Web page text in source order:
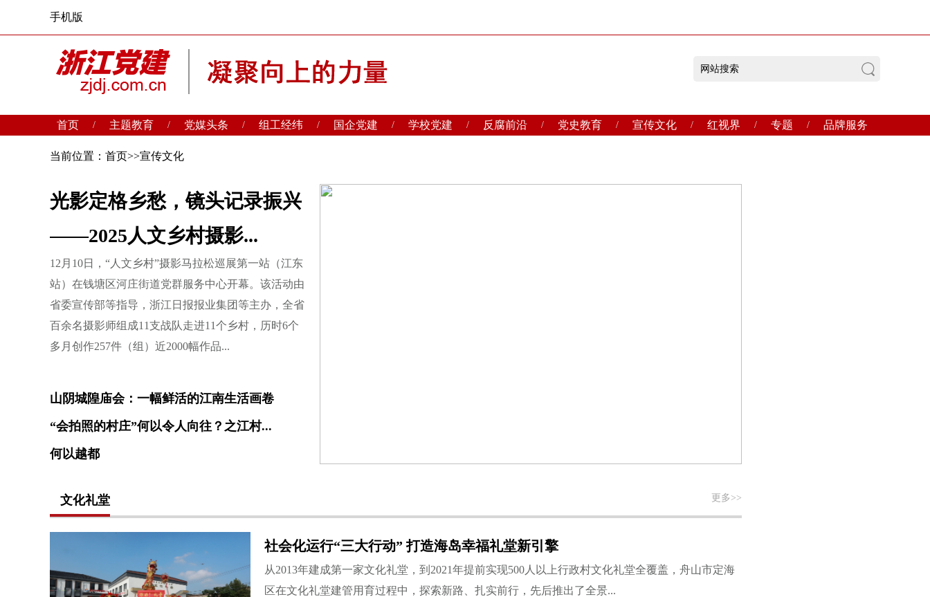
手机版
首页 / 主题教育 / 党媒头条 / 组工经纬 / 国企党建 / 学校党建 / 反腐前沿 / 党史教育 / 宣传文化 / 红视界 / 专题 / 品牌服务
当前位置： 首页>>宣传文化
光影定格乡愁，镜头记录振兴
——2025人文乡村摄影...
12月10日，“人文乡村”摄影马拉松巡展第一站（江东
站）在钱塘区河庄街道党群服务中心开幕。该活动由
省委宣传部等指导，浙江日报报业集团等主办，全省
百余名摄影师组成11支战队走进11个乡村，历时6个
多月创作257件（组）近2000幅作品...
山阴城隍庙会：一幅鲜活的江南生活画卷
“会拍照的村庄”何以令人向往？之江村...
何以越都
文化礼堂
更多>>
社会化运行“三大行动” 打造海岛幸福礼堂新引擎
从2013年建成第一家文化礼堂，到2021年提前实现500人以上行政村文化礼堂全覆盖，舟山市定海
区在文化礼堂建管用育过程中，探索新路、扎实前行，先后推出了全景...